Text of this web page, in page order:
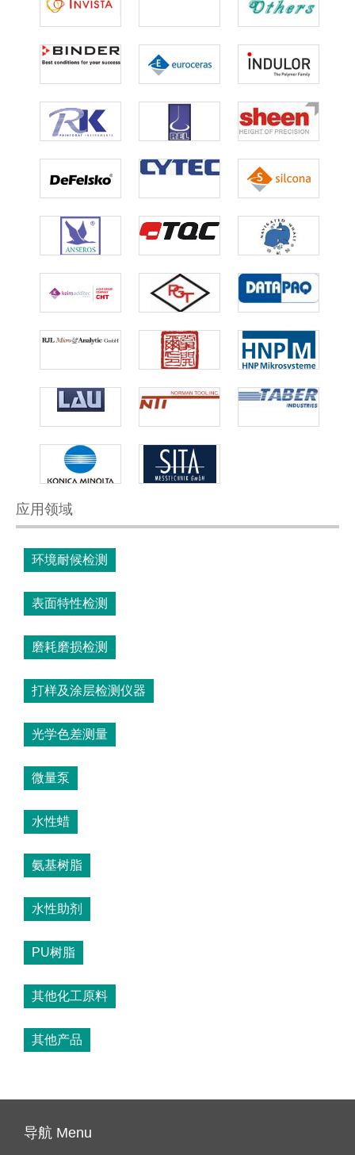
应用领域
环境耐候检测
表面特性检测
磨耗磨损检测
打样及涂层检测仪器
光学色差测量
微量泵
水性蜡
氨基树脂
水性助剂
PU树脂
其他化工原料
其他产品
导航 Menu